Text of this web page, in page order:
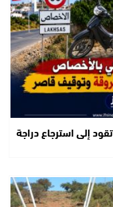
إلى استرجاع دراجة